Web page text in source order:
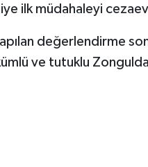
ilk müdahaleyi
değerlendirme
ve tutuklu